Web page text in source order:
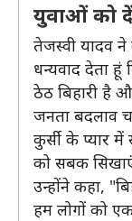
युवाओं को
तेजस्वी यादव
धन्यवाद देता
ठेठ बिहारी है
जनता बदलाव
कुर्सी के प्यार
को सबक
उन्होंने कहा,
हम लोगों को